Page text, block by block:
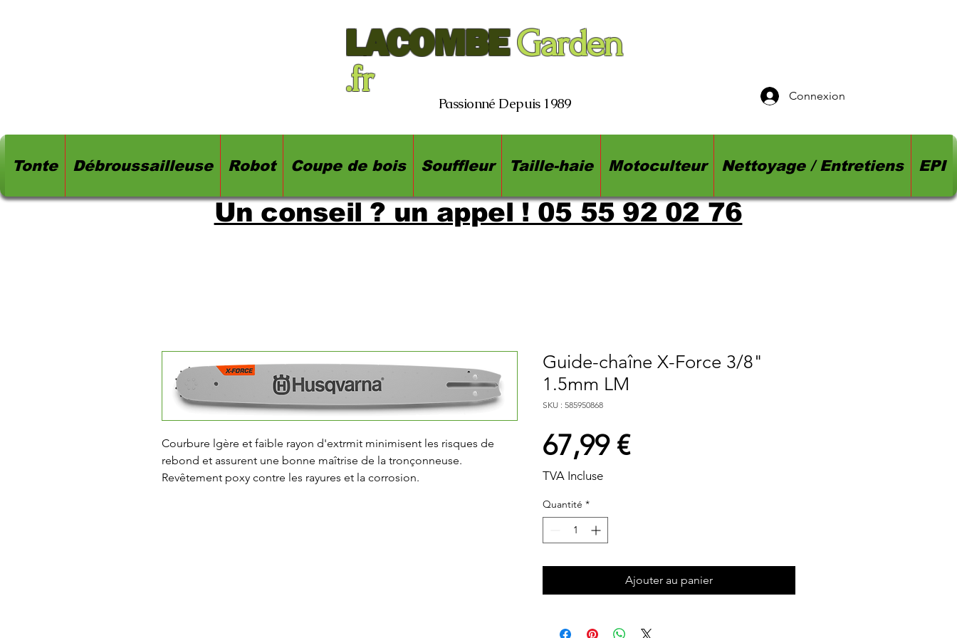
LACOMBE Garden
.fr
Passionné Depuis 1989 Connexion
Tonte Débroussailleuse Robot Coupe de bois Souffleur Taille-haie Motoculteur Nettoyage / Entretiens EPI
Un conseil ? un appel ! 05 55 92 02 76
Courbure lgère et faible rayon d'extrmit minimisent les risques de
rebond et assurent une bonne maîtrise de la tronçonneuse.
Revêtement poxy contre les rayures et la corrosion.
Guide-chaîne X-Force 3/8"
1.5mm LM
SKU : 585950868
67,99 €Prix
TVA Incluse
Quantité *
Ajouter au panier